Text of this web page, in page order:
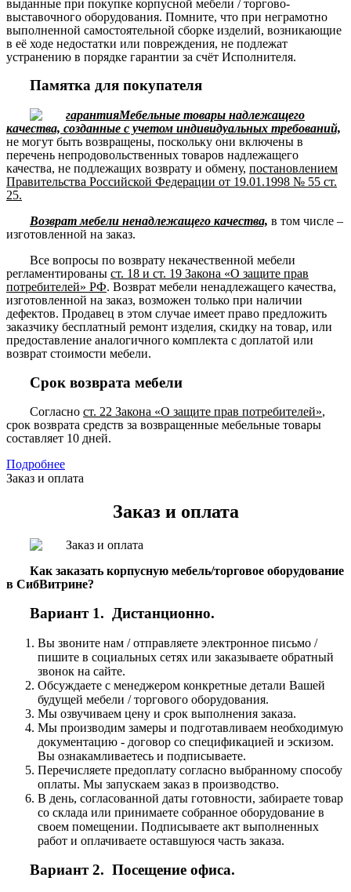
выданные при покупке корпусной мебели / торгово-
выставочного оборудования. Помните, что при неграмотно
выполненной самостоятельной сборке изделий, возникающие
в её ходе недостатки или повреждения, не подлежат
устранению в порядке гарантии за счёт Исполнителя.
Памятка для покупателя
Мебельные товары надлежащего
качества, созданные с учетом индивидуальных требований,
не могут быть возвращены, поскольку они включены в
перечень непродовольственных товаров надлежащего
качества, не подлежащих возврату и обмену, постановлением
Правительства Российской Федерации от 19.01.1998 № 55 ст.
25.
Возврат мебели ненадлежащего качества, в том числе –
изготовленной на заказ.
Все вопросы по возврату некачественной мебели
регламентированы ст. 18 и ст. 19 Закона «О защите прав
потребителей» РФ. Возврат мебели ненадлежащего качества,
изготовленной на заказ, возможен только при наличии
дефектов. Продавец в этом случае имеет право предложить
заказчику бесплатный ремонт изделия, скидку на товар, или
предоставление аналогичного комплекта с доплатой или
возврат стоимости мебели.
Срок возврата мебели
Согласно ст. 22 Закона «О защите прав потребителей»,
срок возврата средств за возвращенные мебельные товары
составляет 10 дней.
Подробнее
Заказ и оплата
Заказ и оплата
Как заказать корпусную мебель/торговое оборудование
в СибВитрине?
Вариант 1. Дистанционно.
Вы звоните нам / отправляете электронное письмо /
пишите в социальных сетях или заказываете обратный
звонок на сайте.
Обсуждаете с менеджером конкретные детали Вашей
будущей мебели / торгового оборудования.
Мы озвучиваем цену и срок выполнения заказа.
Мы производим замеры и подготавливаем необходимую
документацию - договор со спецификацией и эскизом.
Вы ознакамливаетесь и подписываете.
Перечисляете предоплату согласно выбранному способу
оплаты. Мы запускаем заказ в производство.
В день, согласованной даты готовности, забираете товар
со склада или принимаете собранное оборудование в
своем помещении. Подписываете акт выполненных
работ и оплачиваете оставшуюся часть заказа.
Вариант 2. Посещение офиса.